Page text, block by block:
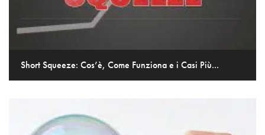
Short Squeeze: Cos’è, Come Funziona e i Casi Più...